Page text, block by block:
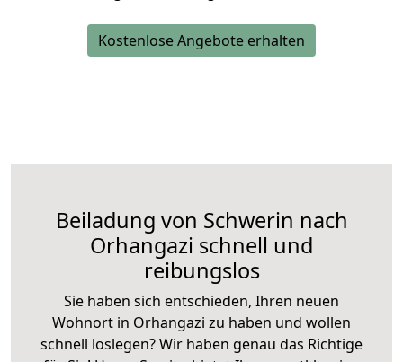
Kostenlose Angebote erhalten
Beiladung von Schwerin nach
Orhangazi schnell und
reibungslos
Sie haben sich entschieden, Ihren neuen
Wohnort in Orhangazi zu haben und wollen
schnell loslegen? Wir haben genau das Richtige